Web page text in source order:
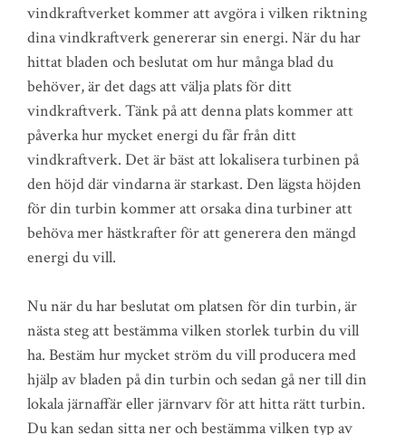
vindkraftverket kommer att avgöra i vilken riktning
dina vindkraftverk genererar sin energi. När du har
hittat bladen och beslutat om hur många blad du
behöver, är det dags att välja plats för ditt
vindkraftverk. Tänk på att denna plats kommer att
påverka hur mycket energi du får från ditt
vindkraftverk. Det är bäst att lokalisera turbinen på
den höjd där vindarna är starkast. Den lägsta höjden
för din turbin kommer att orsaka dina turbiner att
behöva mer hästkrafter för att generera den mängd
energi du vill.
Nu när du har beslutat om platsen för din turbin, är
nästa steg att bestämma vilken storlek turbin du vill
ha. Bestäm hur mycket ström du vill producera med
hjälp av bladen på din turbin och sedan gå ner till din
lokala järnaffär eller järnvarv för att hitta rätt turbin.
Du kan sedan sitta ner och bestämma vilken typ av